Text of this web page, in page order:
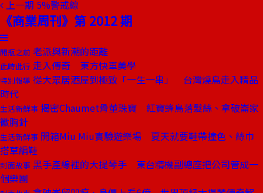
上一期 5%警戒線
《商業周刊》第 2012 期
開瓶之前 老派與新潮的距離
此時此行 走入傳奇 東方快車美學
特別報導 從大眾居酒屋到極致「一生一串」 台灣燒鳥走入精品
時代
生活新鮮事 揭密Chaumet骨董珠寶 紅寶蜂鳥落髮絲、拿破崙家
徽胸針
生活新鮮事 開箱Miu Miu實驗遊樂場 夏天就要鞋帶撞色、絲巾
搭草編鞋
封面故事 黑手產線裡的大提琴手 東台精機副總座把公司管成一
個樂團